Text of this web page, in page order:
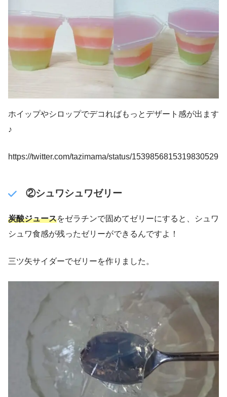
ホイップやシロップでデコればもっとデザート感が出ます
♪
https://twitter.com/tazimama/status/1539856815319830529
②シュワシュワゼリー
炭酸ジュースをゼラチンで固めてゼリーにすると、シュワ
シュワ食感が残ったゼリーができるんですよ！
三ツ矢サイダーでゼリーを作りました。